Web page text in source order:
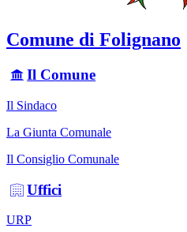
Comune di Folignano
Il Comune
Il Sindaco
La Giunta Comunale
Il Consiglio Comunale
Uffici
URP